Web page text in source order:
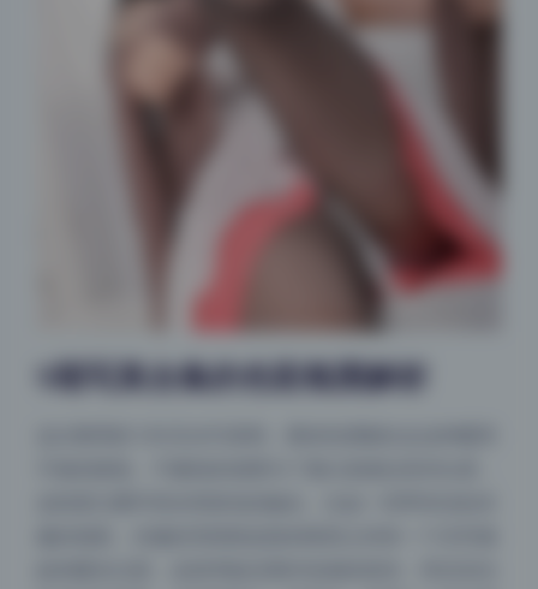
9期写真合集的色彩氛围解析